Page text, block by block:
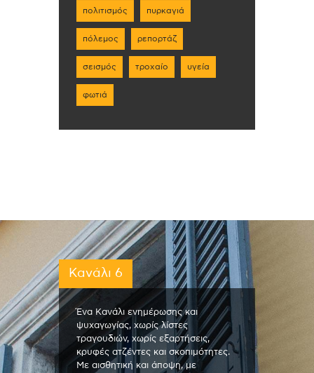
πολιτισμός πυρκαγιά
πόλεμος ρεπορτάζ
σεισμός τροχαίο υγεία
φωτιά
Κανάλι 6
Ένα Κανάλι ενημέρωσης και
ψυχαγωγίας, χωρίς λίστες
τραγουδιών, χωρίς εξαρτήσεις,
κρυφές ατζέντες και σκοπιμότητες.
Με αισθητική και άποψη, με